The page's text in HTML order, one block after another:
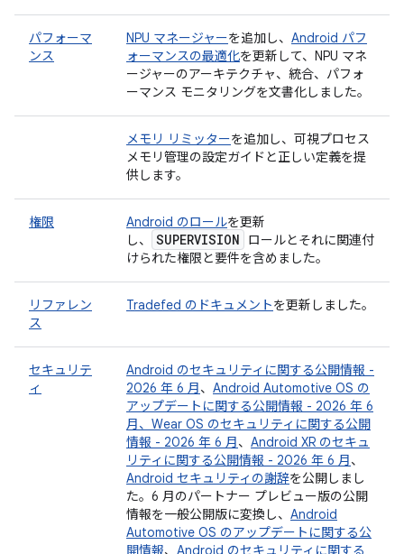
パフォーマ
ンス
NPU マネージャーを追加し、 Android パフ
ォーマンスの最適化を更新して、NPU マネ
ージャーのアーキテクチャ、統合、パフォ
ーマンス モニタリングを文書化しました。
メモリ リミッターを追加し、可視プロセス
メモリ管理の設定ガイドと正しい定義を提
供します。
権限 Android のロールを更新
し、
SUPERVISION
ロールとそれに関連付
けられた権限と要件を含めました。
リファレン
ス
Tradefed のドキュメントを更新しました。
セキュリテ
ィ
Android のセキュリティに関する公開情報 -
2026 年 6 月、 Android Automotive OS の
アップデートに関する公開情報 - 2026 年 6
月、 Wear OS のセキュリティに関する公開
情報 - 2026 年 6 月、 Android XR のセキュ
リティに関する公開情報 - 2026 年 6 月、
Android セキュリティの謝辞を公開しまし
た。6 月のパートナー プレビュー版の公開
情報を一般公開版に変換し、 Android
Automotive OS のアップデートに関する公
開情報、 Android のセキュリティに関する